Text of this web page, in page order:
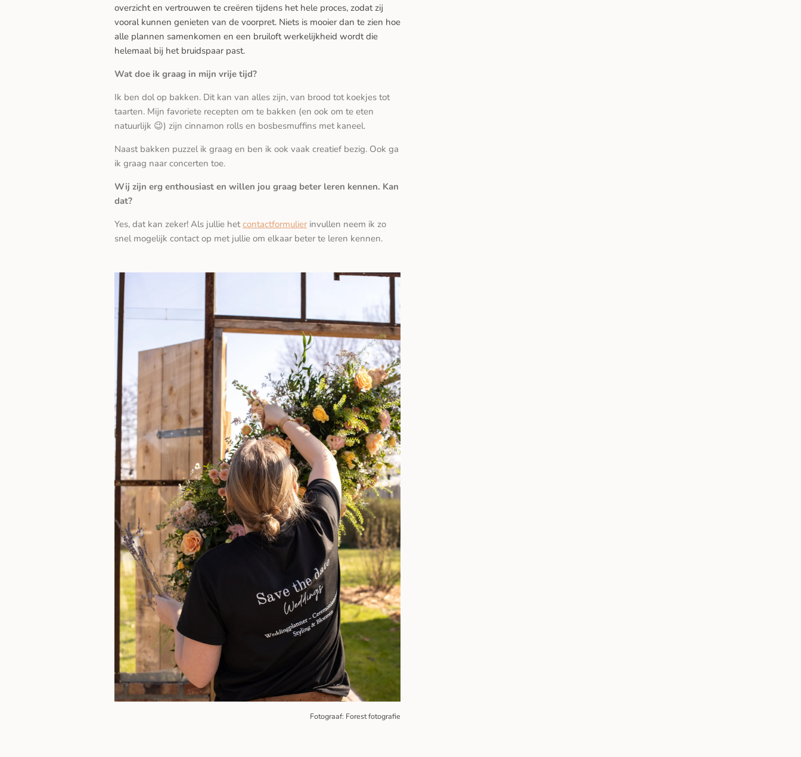
overzicht en vertrouwen te creëren tijdens het hele proces, zodat zij
vooral kunnen genieten van de voorpret. Niets is mooier dan te zien hoe
alle plannen samenkomen en een bruiloft werkelijkheid wordt die
helemaal bij het bruidspaar past.
Wat doe ik graag in mijn vrije tijd?
Ik ben dol op bakken. Dit kan van alles zijn, van brood tot koekjes tot
taarten. Mijn favoriete recepten om te bakken (en ook om te eten
natuurlijk 😉) zijn cinnamon rolls en bosbesmuffins met kaneel.
Naast bakken puzzel ik graag en ben ik ook vaak creatief bezig. Ook ga
ik graag naar concerten toe.
Wij zijn erg enthousiast en willen jou graag beter leren kennen. Kan
dat?
Yes, dat kan zeker! Als jullie hetcontactformulier invullen neem ik zo
snel mogelijk contact op met jullie om elkaar beter te leren kennen.
Fotograaf: Forest fotografie